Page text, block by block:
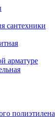
сантехники
арматуре
полиэтилена